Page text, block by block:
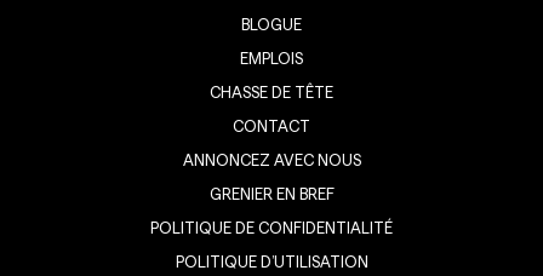
BLOGUE
EMPLOIS
CHASSE DE TÊTE
CONTACT
ANNONCEZ AVEC NOUS
GRENIER EN BREF
POLITIQUE DE CONFIDENTIALITÉ
POLITIQUE D’UTILISATION